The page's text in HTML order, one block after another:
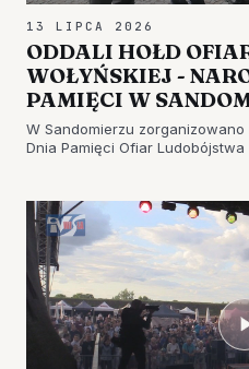
13 LIPCA 2026
ODDALI HOŁD
WOŁYŃSKIEJ -
PAMIĘCI W
W Sandomierzu
Dnia Pamięci Ofiar